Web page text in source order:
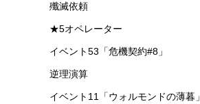
殲滅依頼
★5オペレーター
イベント53「危機契約#8」
逆理演算
イベント11「ウォルモンドの薄暮」